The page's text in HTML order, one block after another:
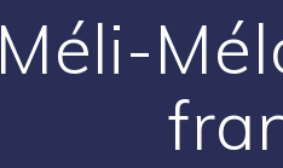
Méli-